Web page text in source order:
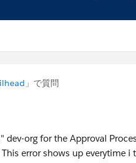
」で質問
org for the Approval
error shows up everytime i